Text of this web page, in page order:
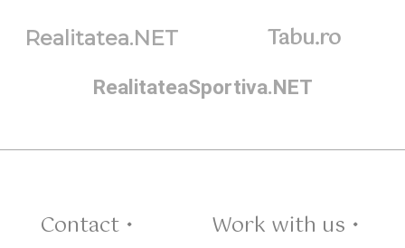
Realitatea.NET Tabu.ro
RealitateaSportiva.NET
Contact • Work with us •